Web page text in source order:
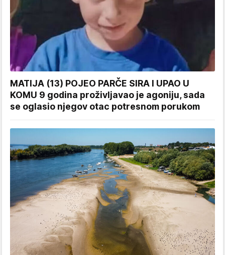
MATIJA (13) POJEO PARČE SIRA I UPAO U
KOMU 9 godina proživljavao je agoniju, sada
se oglasio njegov otac potresnom porukom